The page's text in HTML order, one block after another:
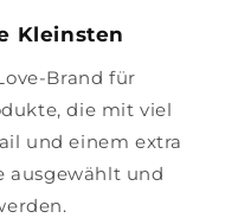
Kleinsten
Brand für
die mit viel
und einem extra
ausgewählt und